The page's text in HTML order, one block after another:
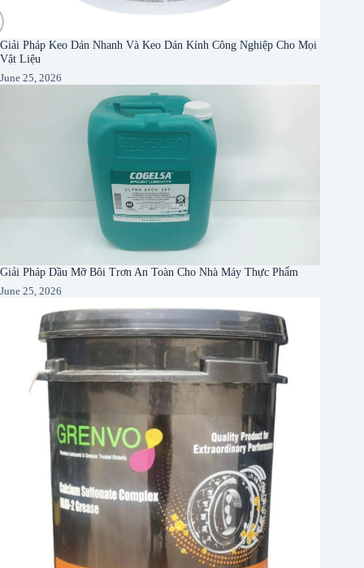
Giải Pháp Keo Dán Nhanh Và Keo Dán Kính Công Nghiệp Cho Mọi
Vật Liệu
June 25, 2026
Giải Pháp Dầu Mỡ Bôi Trơn An Toàn Cho Nhà Máy Thực Phẩm
June 25, 2026